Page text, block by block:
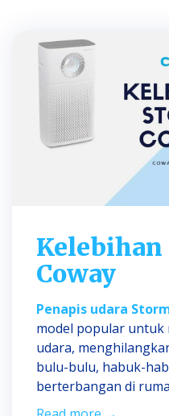
Kelebihan
Coway
Penapis udara
model popular untuk
udara,
bulu-bulu, habuk-
berterbangan di